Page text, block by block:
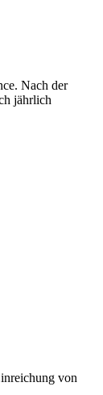
Nach der
jährlich
von